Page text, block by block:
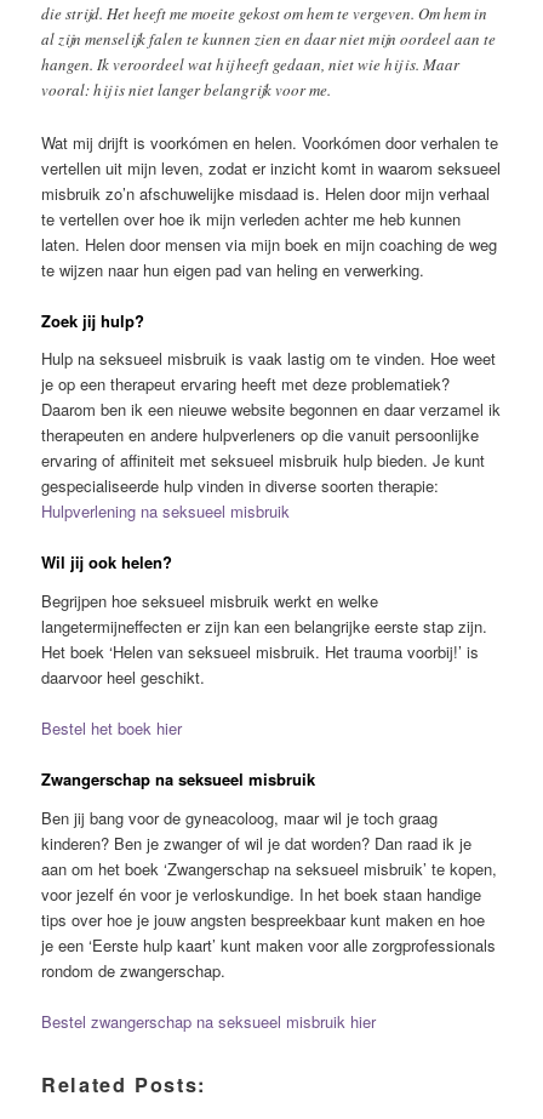
die strijd. Het heeft me moeite gekost om hem te vergeven. Om hem in
al zijn menselijk falen te kunnen zien en daar niet mijn oordeel aan te
hangen. Ik veroordeel wat hij heeft gedaan, niet wie hij is. Maar
vooral: hij is niet langer belangrijk voor me.
Wat mij drijft is voorkómen en helen. Voorkómen door verhalen te
vertellen uit mijn leven, zodat er inzicht komt in waarom seksueel
misbruik zo’n afschuwelijke misdaad is. Helen door mijn verhaal
te vertellen over hoe ik mijn verleden achter me heb kunnen
laten. Helen door mensen via mijn boek en mijn coaching de weg
te wijzen naar hun eigen pad van heling en verwerking.
Zoek jij hulp?
Hulp na seksueel misbruik is vaak lastig om te vinden. Hoe weet
je op een therapeut ervaring heeft met deze problematiek?
Daarom ben ik een nieuwe website begonnen en daar verzamel ik
therapeuten en andere hulpverleners op die vanuit persoonlijke
ervaring of affiniteit met seksueel misbruik hulp bieden. Je kunt
gespecialiseerde hulp vinden in diverse soorten therapie:
Hulpverlening na seksueel misbruik
Wil jij ook helen?
Begrijpen hoe seksueel misbruik werkt en welke
langetermijneffecten er zijn kan een belangrijke eerste stap zijn.
Het boek ‘Helen van seksueel misbruik. Het trauma voorbij!’ is
daarvoor heel geschikt.
Bestel het boek hier
Zwangerschap na seksueel misbruik
Ben jij bang voor de gyneacoloog, maar wil je toch graag
kinderen? Ben je zwanger of wil je dat worden? Dan raad ik je
aan om het boek ‘Zwangerschap na seksueel misbruik’ te kopen,
voor jezelf én voor je verloskundige. In het boek staan handige
tips over hoe je jouw angsten bespreekbaar kunt maken en hoe
je een ‘Eerste hulp kaart’ kunt maken voor alle zorgprofessionals
rondom de zwangerschap.
Bestel zwangerschap na seksueel misbruik hier
Related Posts: